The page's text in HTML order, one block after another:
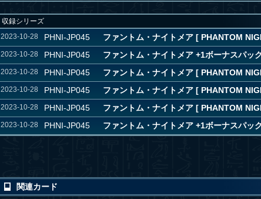
収録シリーズ
2023-10-28
PHNI-JP045 ファントム・ナイトメア [ PHANTOM
2023-10-28 PHNI-JP045 ファントム・ナイトメア +1ボーナスパック
2023-10-28 PHNI-JP045 ファントム・ナイトメア [ PHANTOM
2023-10-28 PHNI-JP045 ファントム・ナイトメア [ PHANTOM
2023-10-28 PHNI-JP045 ファントム・ナイトメア [ PHANTOM
2023-10-28 PHNI-JP045 ファントム・ナイトメア +1ボーナスパック
関連カード